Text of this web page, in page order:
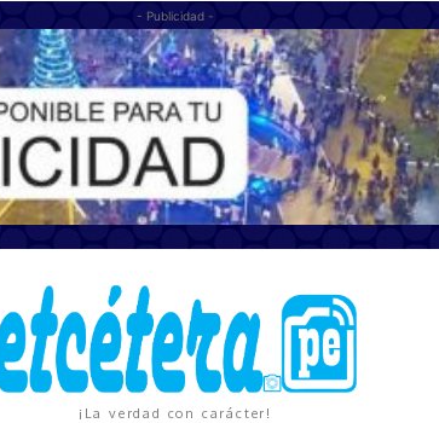
- Publicidad -
¡La verdad con carácter!